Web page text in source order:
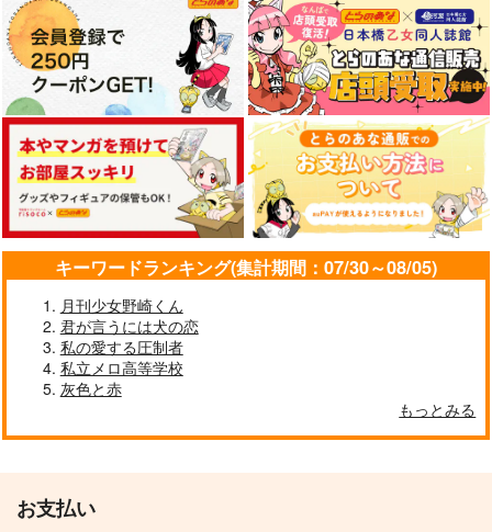
キーワードランキング(集計期間：07/30～08/05)
月刊少女野崎くん
君が言うには犬の恋
私の愛する圧制者
私立メロ高等学校
灰色と赤
もっとみる
お支払い